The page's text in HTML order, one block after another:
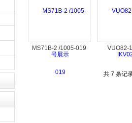
MS71B-2 /1005-019 VUO82-
共 7 条记